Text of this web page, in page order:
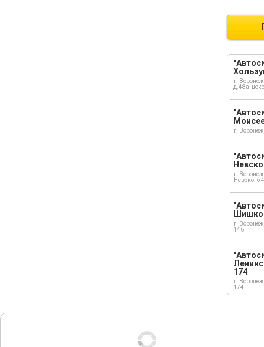
г.
д.48а,
г.
г.
Невского
г.
146
174
г.
174